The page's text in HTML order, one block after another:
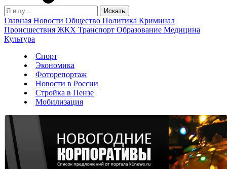
Главная Новости Общество Политика Криминал
Происшествия ЖКХ Транспорт Образование Медицина
Культура
Спорт
Экономика
Фоторепортаж
Новости в России
Стройка в Пензе
Мобилизация